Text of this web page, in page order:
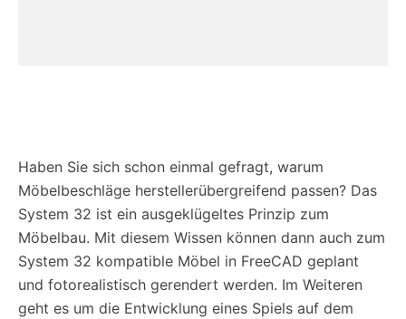
Haben Sie sich schon einmal gefragt, warum
Möbelbeschläge herstellerübergreifend passen? Das
System 32 ist ein ausgeklügeltes Prinzip zum
Möbelbau. Mit diesem Wissen können dann auch zum
System 32 kompatible Möbel in FreeCAD geplant
und fotorealistisch gerendert werden. Im Weiteren
geht es um die Entwicklung eines Spiels auf dem